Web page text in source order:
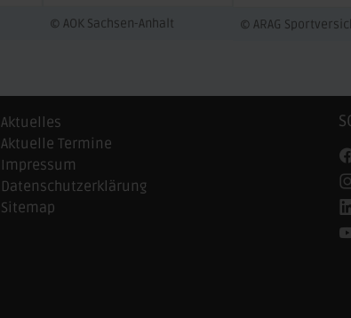
© AOK Sachsen-Anhalt © ARAG
Aktuelles
Aktuelle Termine
Impressum
Datenschutzerklärung
Sitemap